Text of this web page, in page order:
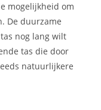
mogelijkheid om
De duurzame
nog lang wilt
tas die door
natuurlijkere